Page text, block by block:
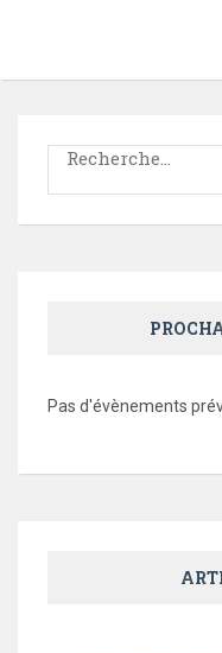
Rechercher :
Pas d'évènements